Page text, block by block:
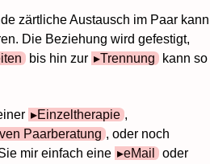
zärtliche Austausch im Paar kann
Die Beziehung wird gefestigt,
bis hin zur Trennung
kann so
Einzeltherapie ,
Paarberatung , oder noch
mir einfach eine
eMail oder